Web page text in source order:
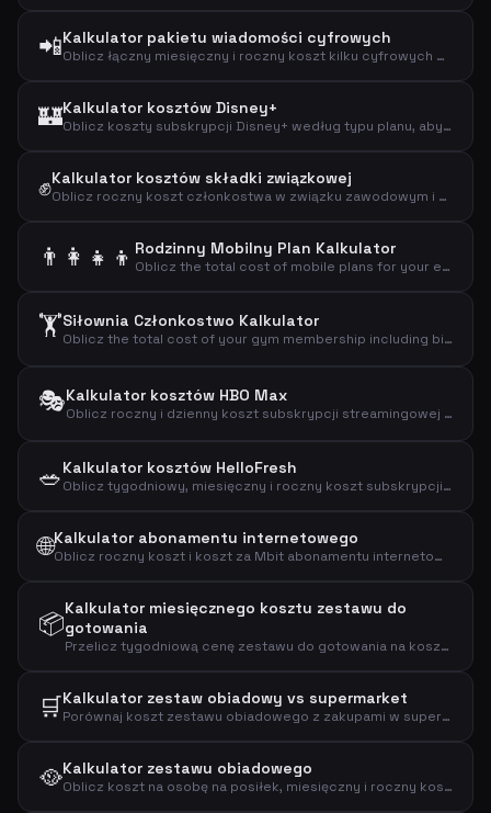
📲Kalkulator pakietu wiadomości cyfrowych
Oblicz łączny miesięczny i roczny koszt kilku cyfrowych prenumerat.
🏰Kalkulator kosztów Disney+
Oblicz koszty subskrypcji Disney+ według typu planu, aby znaleźć miesięczne, roczne i dzienne wydatki na streaming.
✊Kalkulator kosztów składki związkowej
Oblicz roczny koszt członkostwa w związku zawodowym i efektywny koszt po odliczeniu podatkowym.
👨‍👩‍👧‍👦 Rodzinny Mobilny Plan Kalkulator
Oblicz the total cost of mobile plans for your entire family including adults and children.
🏋️Siłownia Członkostwo Kalkulator
Oblicz the total cost of your gym membership including binding period and setup fees.
🎭Kalkulator kosztów HBO Max
Oblicz roczny i dzienny koszt subskrypcji streamingowej HBO Max.
🥗Kalkulator kosztów HelloFresh
Oblicz tygodniowy, miesięczny i roczny koszt subskrypcji HelloFresh na podstawie porcji i przepisów.
🌐Kalkulator abonamentu internetowego
Oblicz roczny koszt i koszt za Mbit abonamentu internetowego, aby efektywnie porównać plany szerokopasmowe.
📦Kalkulator miesięcznego kosztu zestawu do
gotowania
Przelicz tygodniową cenę zestawu do gotowania na koszty miesięczne i roczne, aby zobaczyć pełny wpływ finansowy.
🛒Kalkulator zestaw obiadowy vs supermarket
Porównaj koszt zestawu obiadowego z zakupami w supermarkecie, aby zobaczyć miesięczną i roczną różnicę.
🥘Kalkulator zestawu obiadowego
Oblicz koszt na osobę na posiłek, miesięczny i roczny koszt subskrypcji zestawu obiadowego.